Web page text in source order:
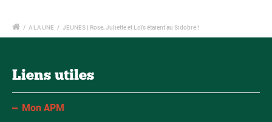
/ A LA UNE / JEUNES | Rose, Juliette et Loïs étaient au Sidobre !
Liens utiles
Mon APM